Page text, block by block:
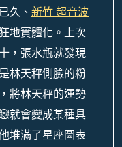
久、 新竹 超音波
地實體化。上次
，張水瓶就發現
林天秤側臉的粉
將林天秤的運勢
就會變成某種具
堆滿了星座圖表